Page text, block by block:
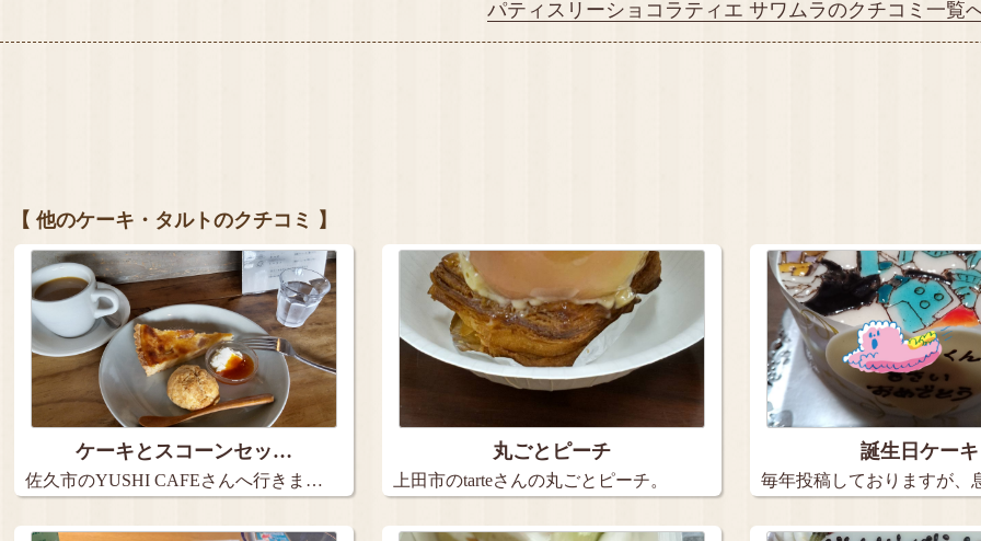
パティスリーショコラティエ サワムラのクチコミ一覧
【 他のケーキ・タルトのクチコミ 】
ケーキとスコーンセッ…
佐久市のYUSHI CAFEさんへ行きま…
丸ごとピーチ
上田市のtarteさんの丸ごとピーチ。
誕生日ケーキ
毎年投稿しておりますが、